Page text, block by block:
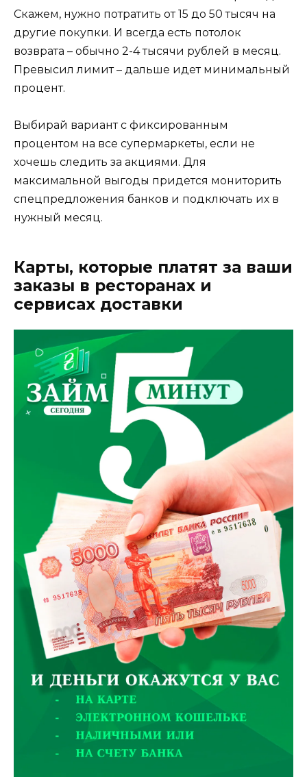
Скажем, нужно потратить от 15 до 50 тысяч на
другие покупки. И всегда есть потолок
возврата – обычно 2-4 тысячи рублей в месяц.
Превысил лимит – дальше идет минимальный
процент.
Выбирай вариант с фиксированным
процентом на все супермаркеты, если не
хочешь следить за акциями. Для
максимальной выгоды придется мониторить
спецпредложения банков и подключать их в
нужный месяц.
Карты, которые платят за ваши
заказы в ресторанах и
сервисах доставки